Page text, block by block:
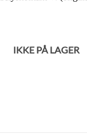
IKKE PÅ LAGER